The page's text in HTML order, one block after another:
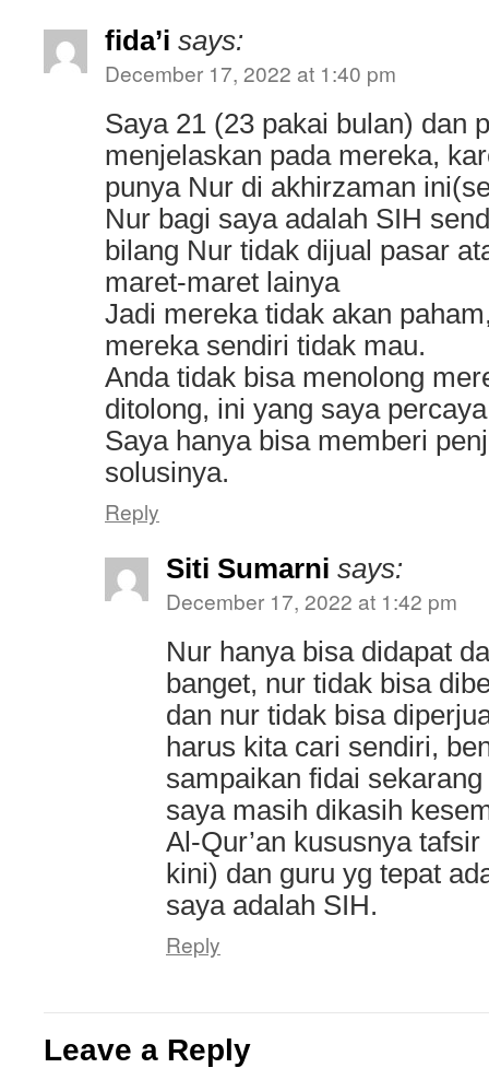
fida’i says:
December 17, 2022 at 1:40 pm
Saya 21 (23 pakai bulan) dan
menjelaskan pada mereka,
punya Nur di akhirzaman
Nur bagi saya adalah SIH
bilang Nur tidak dijual pasar
maret-maret lainya
Jadi mereka tidak akan
mereka sendiri tidak mau.
Anda tidak bisa menolong
ditolong, ini yang saya
Saya hanya bisa memberi
solusinya.
Reply
Siti Sumarni says:
December 17, 2022 at 1:42 pm
Nur hanya bisa didapat
banget, nur tidak bisa
dan nur tidak bisa
harus kita cari sendiri,
sampaikan fidai
saya masih dikasih
Al-Qur’an kususnya
kini) dan guru yg tepat
saya adalah SIH.
Reply
Leave a Reply